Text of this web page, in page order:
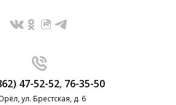
47-52-52, 76-35-50
ул. Брестская, д. 6